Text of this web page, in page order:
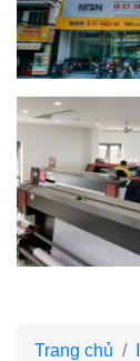
Trang chủ